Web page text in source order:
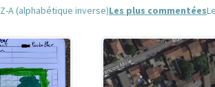
Z-A (alphabétique inverse)Les plus commentées